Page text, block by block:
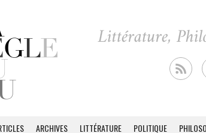
ARCHIVES LITTÉRATURE POLITIQUE